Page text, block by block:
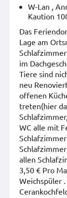
W-Lan ,
Kaution
Das
Lage am
im
Tiere sind
neu
offenen
treten(hier
WC alle mit
allen
3,50 € Pro
Weichspüler